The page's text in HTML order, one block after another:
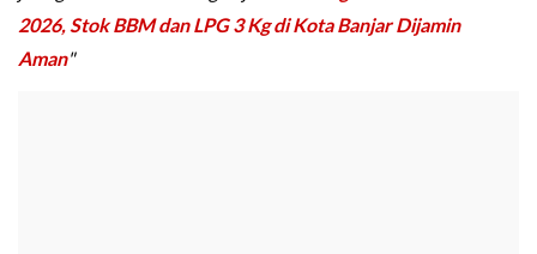
2026, Stok BBM dan LPG 3 Kg di Kota Banjar Dijamin
Aman"